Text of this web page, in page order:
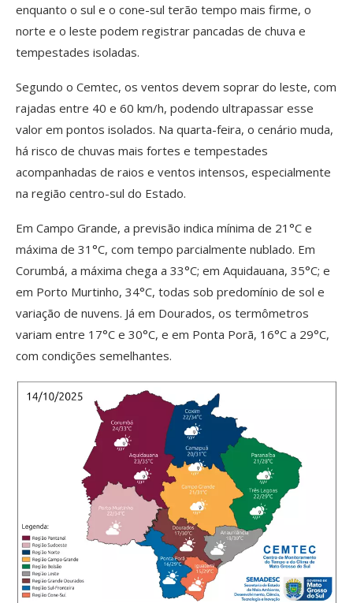
enquanto o sul e o cone-sul terão tempo mais firme, o
norte e o leste podem registrar pancadas de chuva e
tempestades isoladas.
Segundo o Cemtec, os ventos devem soprar do leste, com
rajadas entre 40 e 60 km/h, podendo ultrapassar esse
valor em pontos isolados. Na quarta-feira, o cenário muda,
há risco de chuvas mais fortes e tempestades
acompanhadas de raios e ventos intensos, especialmente
na região centro-sul do Estado.
Em Campo Grande, a previsão indica mínima de 21°C e
máxima de 31°C, com tempo parcialmente nublado. Em
Corumbá, a máxima chega a 33°C; em Aquidauana, 35°C; e
em Porto Murtinho, 34°C, todas sob predomínio de sol e
variação de nuvens. Já em Dourados, os termômetros
variam entre 17°C e 30°C, e em Ponta Porã, 16°C a 29°C,
com condições semelhantes.